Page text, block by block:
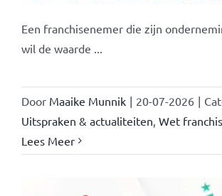
Een franchisenemer die zijn
wil de waarde ...
Door Maaike Munnik | 20-07-2026 |
Uitspraken & actualiteiten Wet
Lees Meer